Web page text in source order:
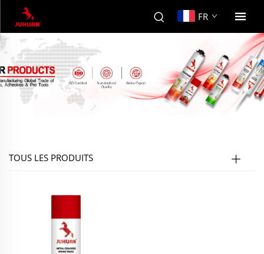
FR
TOUS LES PRODUITS